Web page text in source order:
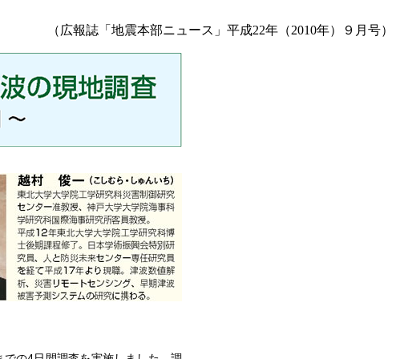
（広報誌「地震本部ニュース」平成22年（2010年）９月号）